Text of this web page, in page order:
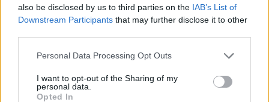
also be disclosed by us to third parties on the IAB’s List of
Downstream Participants that may further disclose it to other
Personal Data Processing Opt Outs
I want to opt-out of the Sharing of my
personal data.
Opted In
nőknek, amikor segítséget kérnek?